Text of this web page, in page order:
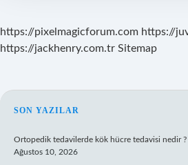
https://pixelmagicforum.com https://
https://jackhenry.com.tr Sitemap
SIDEBAR
SON YAZILAR
Ortopedik tedavilerde kök hücre tedavisi nedir ?
Ağustos 10, 2026